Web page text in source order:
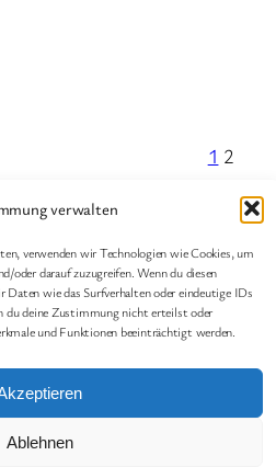
verwalten
verwenden wir Technologien wie Cookies, um
oder darauf zuzugreifen. Wenn du diesen
wie das Surfverhalten oder eindeutige IDs
du deine Zustimmung nicht erteilst oder
und Funktionen beeinträchtigt werden.
Ablehnen
1 2
rund um
und Technik